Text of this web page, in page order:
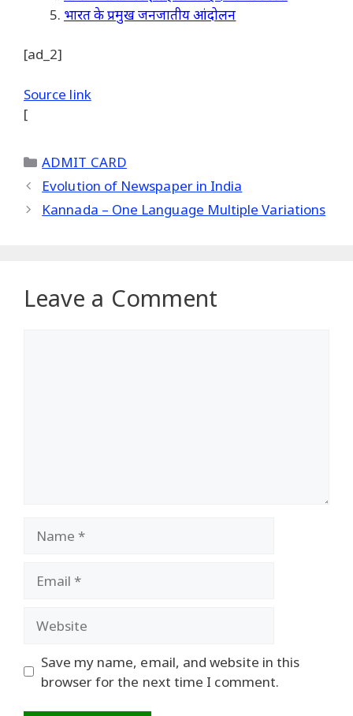
भारत के प्रमुख जनजातीय आंदोलन
[ad_2]
Source link
[
Categories
ADMIT CARD
Evolution of Newspaper in India
Kannada – One Language Multiple Variations
Leave a Comment
Save my name, email, and website in this
browser for the next time I comment.